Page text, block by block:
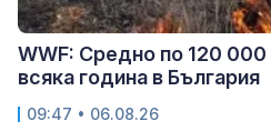
WWF: Средно по 120 000
всяка година в България
09:47 • 06.08.26